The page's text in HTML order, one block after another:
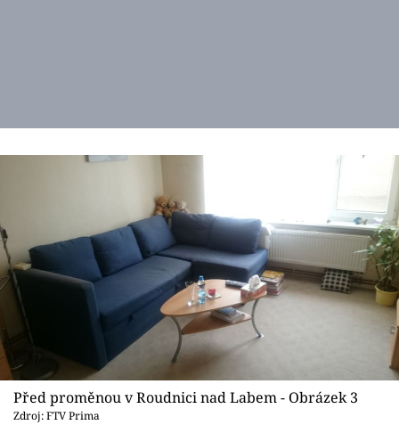
Před proměnou v Roudnici nad Labem - Obrázek 3
Zdroj: FTV Prima